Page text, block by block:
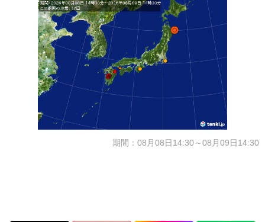
期間：08月08日14:30～08月09日14:30